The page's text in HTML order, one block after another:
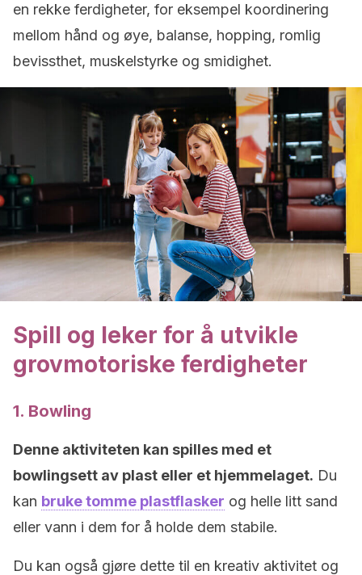
en rekke ferdigheter, for eksempel koordinering
mellom hånd og øye, balanse, hopping, romlig
bevissthet, muskelstyrke og smidighet.
Spill og leker for å utvikle
grovmotoriske ferdigheter
1. Bowling
Denne aktiviteten kan spilles med et
bowlingsett av plast eller et hjemmelaget. Du
kan bruke tomme plastflasker og helle litt sand
eller vann i dem for å holde dem stabile.
Du kan også gjøre dette til en kreativ aktivitet og